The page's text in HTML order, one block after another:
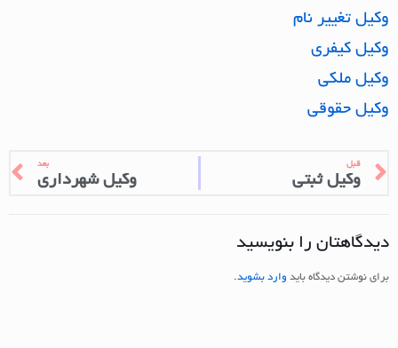
وکیل تغییر نام
وکیل کیفری
وکیل ملکی
وکیل حقوقی
قبل
وکیل ثبتی
بعد
وکیل شهرداری
دیدگاهتان را بنویسید
برای نوشتن دیدگاه باید وارد بشوید.